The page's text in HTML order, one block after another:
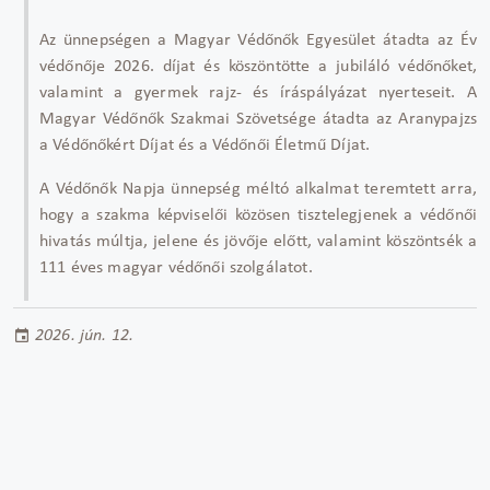
Az ünnepségen a Magyar Védőnők Egyesület átadta az Év
védőnője 2026. díjat és köszöntötte a jubiláló védőnőket,
valamint a gyermek rajz- és íráspályázat nyerteseit. A
Magyar Védőnők Szakmai Szövetsége átadta az Aranypajzs
a Védőnőkért Díjat és a Védőnői Életmű Díjat.
A Védőnők Napja ünnepség méltó alkalmat teremtett arra,
hogy a szakma képviselői közösen tisztelegjenek a védőnői
hivatás múltja, jelene és jövője előtt, valamint köszöntsék a
111 éves magyar védőnői szolgálatot.
2026. jún. 12.